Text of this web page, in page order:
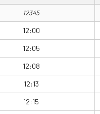
12345
12:00
12:05
12:08
12:13
12:15